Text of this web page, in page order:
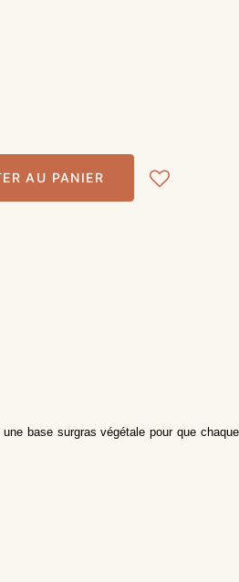
AU PANIER
base surgras végétale pour que chaque